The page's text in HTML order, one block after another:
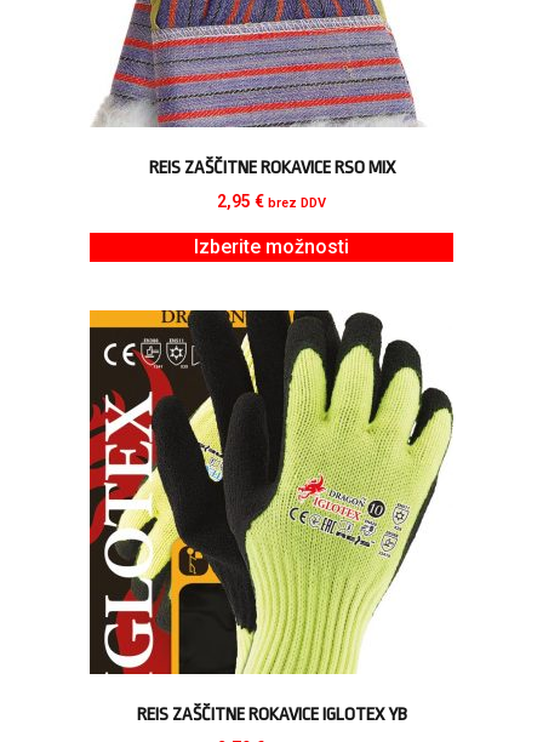
REIS ZAŠČITNE ROKAVICE RSO MIX
2,95 € brez DDV
Izberite možnosti
REIS ZAŠČITNE ROKAVICE IGLOTEX YB